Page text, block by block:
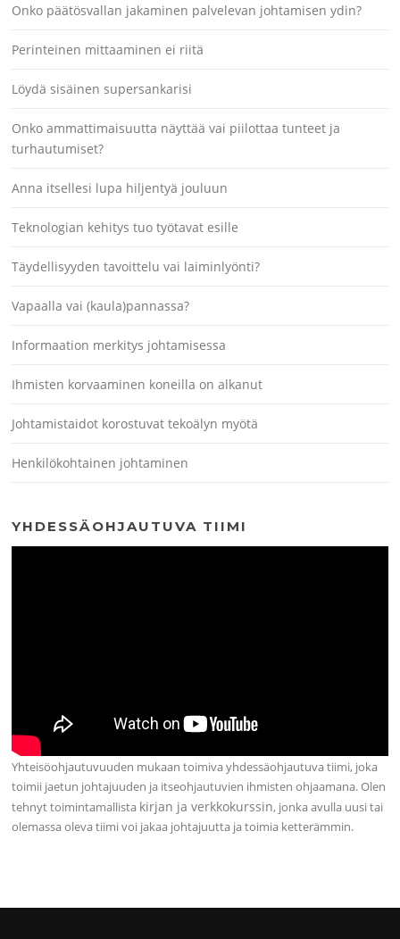
Onko päätösvallan jakaminen palvelevan johtamisen ydin?
Perinteinen mittaaminen ei riitä
Löydä sisäinen supersankarisi
Onko ammattimaisuutta näyttää vai piilottaa tunteet ja
turhautumiset?
Anna itsellesi lupa hiljentyä jouluun
Teknologian kehitys tuo työtavat esille
Täydellisyyden tavoittelu vai laiminlyönti?
Vapaalla vai (kaula)pannassa?
Informaation merkitys johtamisessa
Ihmisten korvaaminen koneilla on alkanut
Johtamistaidot korostuvat tekoälyn myötä
Henkilökohtainen johtaminen
YHDESSÄOHJAUTUVA TIIMI
Yhteisöohjautuvuuden mukaan toimiva yhdessäohjautuva tiimi, joka
toimii jaetun johtajuuden ja itseohjautuvien ihmisten ohjaamana. Olen
tehnyt toimintamallista kirjan ja verkkokurssin, jonka avulla uusi tai
olemassa oleva tiimi voi jakaa johtajuutta ja toimia ketterämmin.